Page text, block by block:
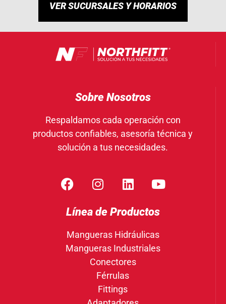
VER SUCURSALES Y HORARIOS
Sobre Nosotros
Respaldamos cada operación con
productos confiables, asesoría técnica y
solución a tus necesidades.
Línea de Productos
Mangueras Hidráulicas
Mangueras Industriales
Conectores
Férrulas
Fittings